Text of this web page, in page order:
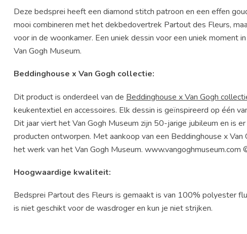
Deze bedsprei heeft een diamond stitch patroon en een effen
mooi combineren met het dekbedovertrek Partout des Fleurs,
voor in de woonkamer. Een uniek dessin voor een uniek moment
Van Gogh Museum.
Beddinghouse x Van Gogh collectie:
Dit product is onderdeel van de Beddinghouse x Van Gogh
keukentextiel en accessoires. Elk dessin is geïnspireerd op één
Dit jaar viert het Van Gogh Museum zijn 50-jarige jubileum en is
producten ontworpen. Met aankoop van een Beddinghouse x
het werk van het Van Gogh Museum.
Hoogwaardige kwaliteit:
Bedsprei Partout des Fleurs is gemaakt is van 100% polyester
is niet geschikt voor de wasdroger en kun je niet strijken.